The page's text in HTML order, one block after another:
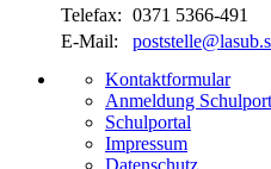
Telefax: 0371 5366-491
E-Mail:
Kontaktformular
Anmeldung
Schulportal
Impressum
Datenschutz